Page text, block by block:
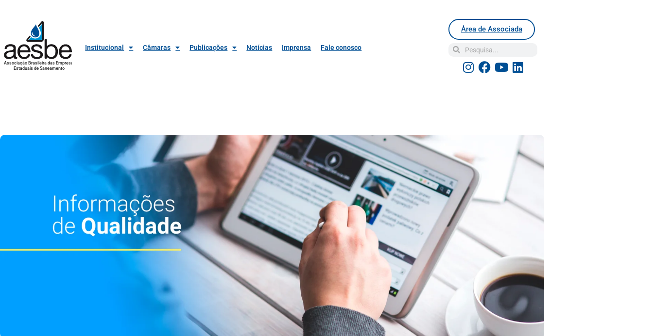
Associação Brasileira das Empresas
Estaduais de Saneamento
Institucional Câmaras Publicações Notícias Imprensa Fale conosco
Área de Associada